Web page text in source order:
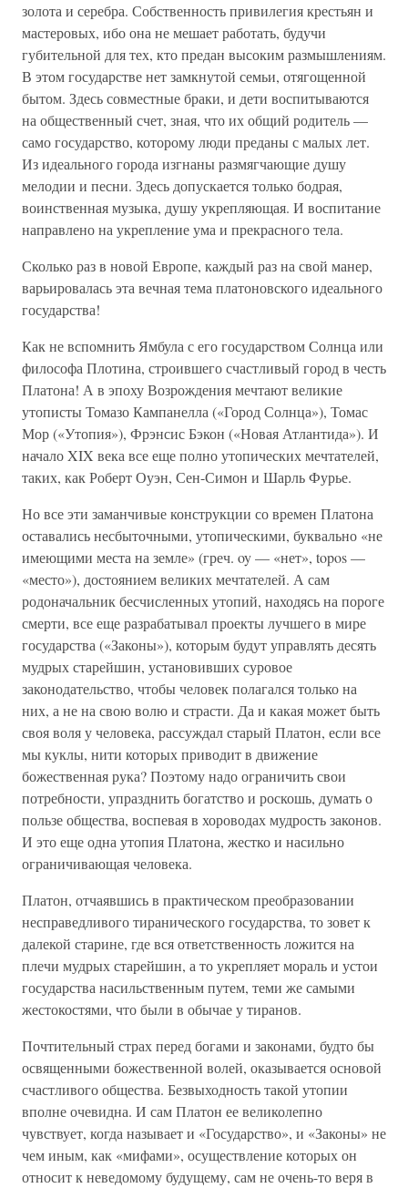
золота и серебра. Собственность привилегия крестьян и
мастеровых, ибо она не мешает работать, будучи
губительной для тех, кто предан высоким размышлениям.
В этом государстве нет замкнутой семьи, отягощенной
бытом. Здесь совместные браки, и дети воспитываются
на общественный счет, зная, что их общий родитель —
само государство, которому люди преданы с малых лет.
Из идеального города изгнаны размягчающие душу
мелодии и песни. Здесь допускается только бодрая,
воинственная музыка, душу укрепляющая. И воспитание
направлено на укрепление ума и прекрасного тела.
Сколько раз в новой Европе, каждый раз на свой манер,
варьировалась эта вечная тема платоновского идеального
государства!
Как не вспомнить Ямбула с его государством Солнца или
философа Плотина, строившего счастливый город в честь
Платона! А в эпоху Возрождения мечтают великие
утописты Томазо Кампанелла («Город Солнца»), Томас
Мор («Утопия»), Фрэнсис Бэкон («Новая Атлантида»). И
начало XIX века все еще полно утопических мечтателей,
таких, как Роберт Оуэн, Сен-Симон и Шарль Фурье.
Но все эти заманчивые конструкции со времен Платона
оставались несбыточными, утопическими, буквально «не
имеющими места на земле» (греч. oy — «нет», topos —
«место»), достоянием великих мечтателей. А сам
родоначальник бесчисленных утопий, находясь на пороге
смерти, все еще разрабатывал проекты лучшего в мире
государства («Законы»), которым будут управлять десять
мудрых старейшин, установивших суровое
законодательство, чтобы человек полагался только на
них, а не на свою волю и страсти. Да и какая может быть
своя воля у человека, рассуждал старый Платон, если все
мы куклы, нити которых приводит в движение
божественная рука? Поэтому надо ограничить свои
потребности, упразднить богатство и роскошь, думать о
пользе общества, воспевая в хороводах мудрость законов.
И это еще одна утопия Платона, жестко и насильно
ограничивающая человека.
Платон, отчаявшись в практическом преобразовании
несправедливого тиранического государства, то зовет к
далекой старине, где вся ответственность ложится на
плечи мудрых старейшин, а то укрепляет мораль и устои
государства насильственным путем, теми же самыми
жестокостями, что были в обычае у тиранов.
Почтительный страх перед богами и законами, будто бы
освященными божественной волей, оказывается основой
счастливого общества. Безвыходность такой утопии
вполне очевидна. И сам Платон ее великолепно
чувствует, когда называет и «Государство», и «Законы» не
чем иным, как «мифами», осуществление которых он
относит к неведомому будущему, сам не очень-то веря в